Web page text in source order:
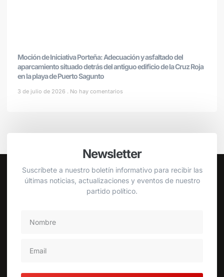
Moción de Iniciativa Porteña: Adecuación y asfaltado del
aparcamiento situado detrás del antiguo edificio de la Cruz Roja
en la playa de Puerto Sagunto
3 de julio de 2026 No hay comentarios
Newsletter
Suscríbete a nuestro boletín informativo para recibir las
últimas noticias, actualizaciones y eventos de nuestro
partido político.